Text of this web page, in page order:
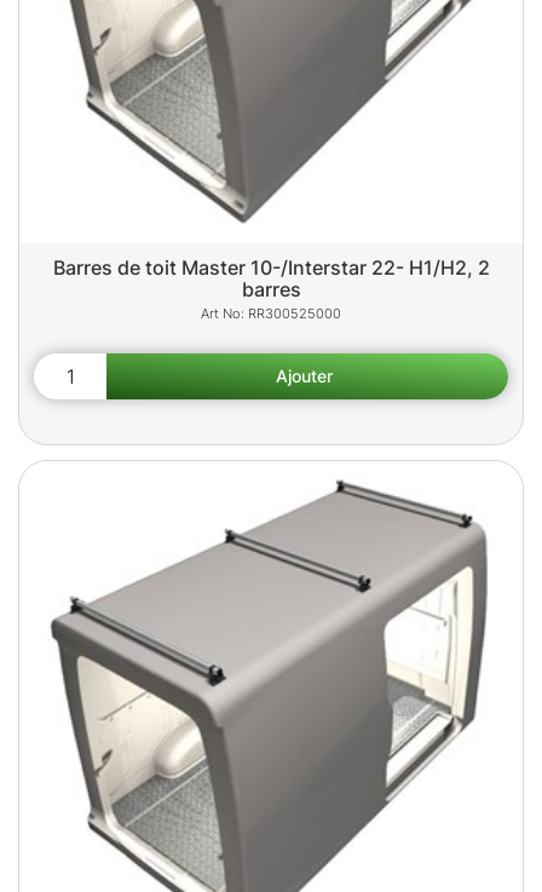
Barres de toit Master 10-/Interstar 22- H1/H2, 2
barres
RR300525000